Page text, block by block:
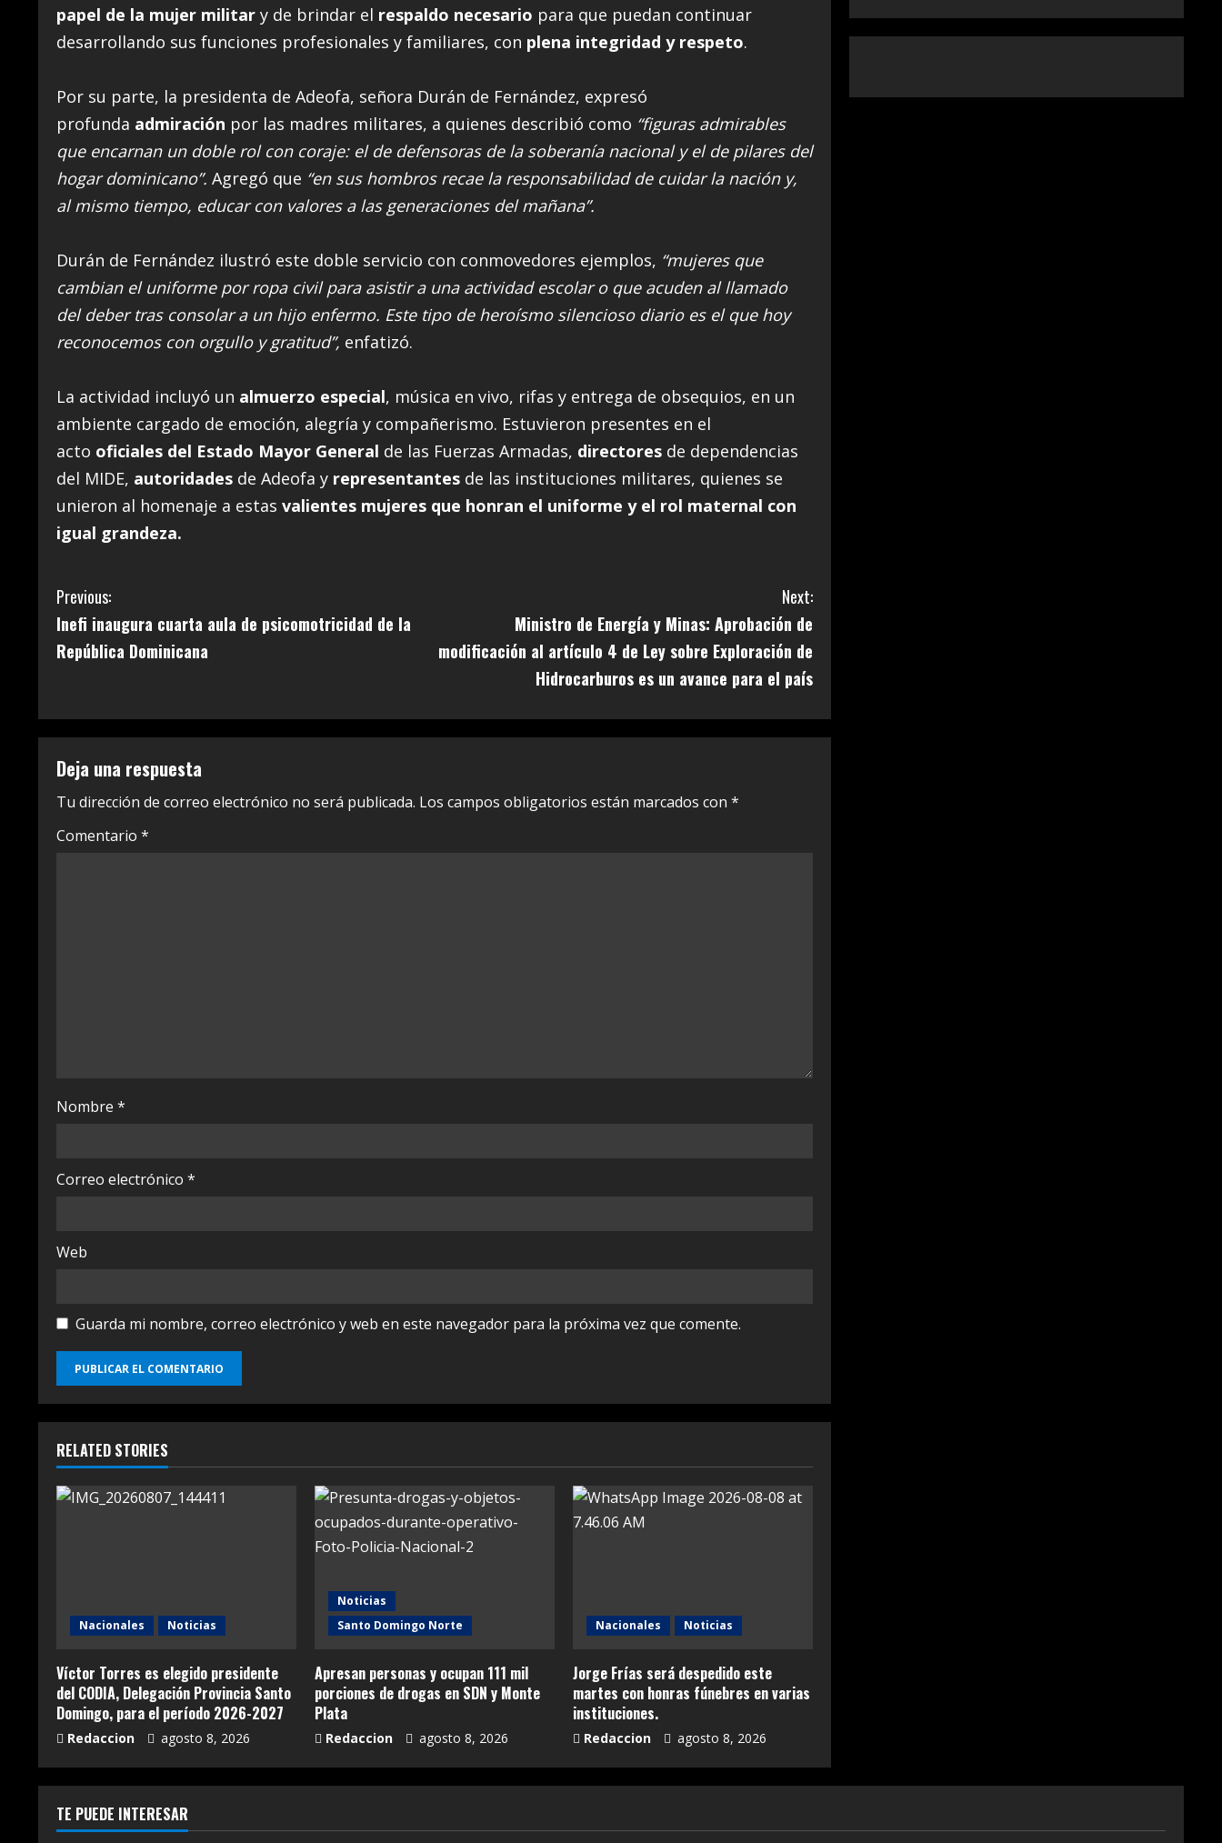
papel de la mujer militar y de brindar el respaldo necesario para que puedan continuar
desarrollando sus funciones profesionales y familiares, con plena integridad y respeto.
Por su parte, la presidenta de Adeofa, señora Durán de Fernández, expresó
profunda admiración por las madres militares, a quienes describió como “figuras admirables
que encarnan un doble rol con coraje: el de defensoras de la soberanía nacional y el de pilares del
hogar dominicano”. Agregó que “en sus hombros recae la responsabilidad de cuidar la nación y,
al mismo tiempo, educar con valores a las generaciones del mañana”.
Durán de Fernández ilustró este doble servicio con conmovedores ejemplos, “mujeres que
cambian el uniforme por ropa civil para asistir a una actividad escolar o que acuden al llamado
del deber tras consolar a un hijo enfermo. Este tipo de heroísmo silencioso diario es el que hoy
reconocemos con orgullo y gratitud”, enfatizó.
La actividad incluyó un almuerzo especial, música en vivo, rifas y entrega de obsequios, en un
ambiente cargado de emoción, alegría y compañerismo. Estuvieron presentes en el
acto oficiales del Estado Mayor General de las Fuerzas Armadas, directores de dependencias
del MIDE, autoridades de Adeofa y representantes de las instituciones militares, quienes se
unieron al homenaje a estas valientes mujeres que honran el uniforme y el rol maternal con
igual grandeza.
C
o
t
i
n
u
n
Previous:
Inefi inaugura cuarta aula de psicomotricidad de la
República Dominicana
Next:
Ministro de Energía y Minas: Aprobación de
modificación al artículo 4 de Ley sobre Exploración de
Hidrocarburos es un avance para el país
Deja una respuesta
Tu dirección de correo electrónico no será publicada. Los campos obligatorios están marcados con *
Comentario *
Nombre *
Correo electrónico *
Web
Guarda mi nombre, correo electrónico y web en este navegador para la próxima vez que comente.
RELATED STORIES
Nacionales Noticias
Víctor Torres es elegido presidente
del CODIA, Delegación Provincia Santo
Domingo, para el período 2026-2027
Redaccion agosto 8, 2026
Noticias
Santo Domingo Norte
Apresan personas y ocupan 111 mil
porciones de drogas en SDN y Monte
Plata
Redaccion agosto 8, 2026
Nacionales Noticias
Jorge Frías será despedido este
martes con honras fúnebres en varias
instituciones.
Redaccion agosto 8, 2026
TE PUEDE INTERESAR